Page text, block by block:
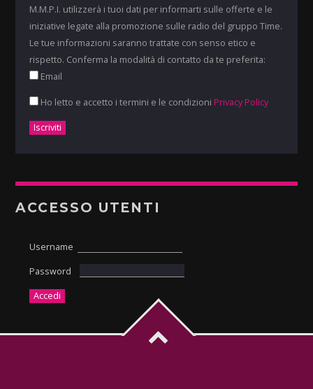
M.M.P.I. utilizzerà i tuoi dati per informarti sulle offerte e le
iniziative legate alla promozione sulle radio del gruppo Time.
Le tue informazioni saranno trattate con senso etico e
rispetto. Conferma la modalità di contatto da te preferita:
Email
Ho letto e accetto i termini e le condizioni Privacy Policy
ACCESSO UTENTI
Username
Password